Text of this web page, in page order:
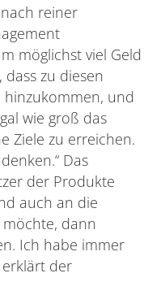
reiner
möglichst viel Geld
zu diesen
hinzukommen, und
wie groß das
Ziele zu erreichen.
Das
der Produkte
auch an die
dann
Ich habe immer
der